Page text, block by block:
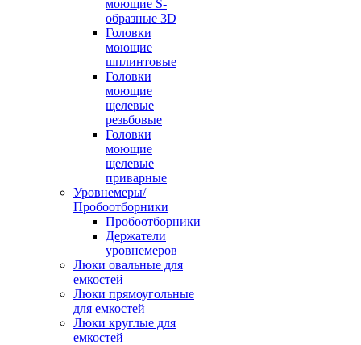
моющие S-
образные 3D
Головки
моющие
шплинтовые
Головки
моющие
щелевые
резьбовые
Головки
моющие
щелевые
приварные
Уровнемеры/
Пробоотборники
Пробоотборники
Держатели
уровнемеров
Люки овальные для
емкостей
Люки прямоугольные
для емкостей
Люки круглые для
емкостей